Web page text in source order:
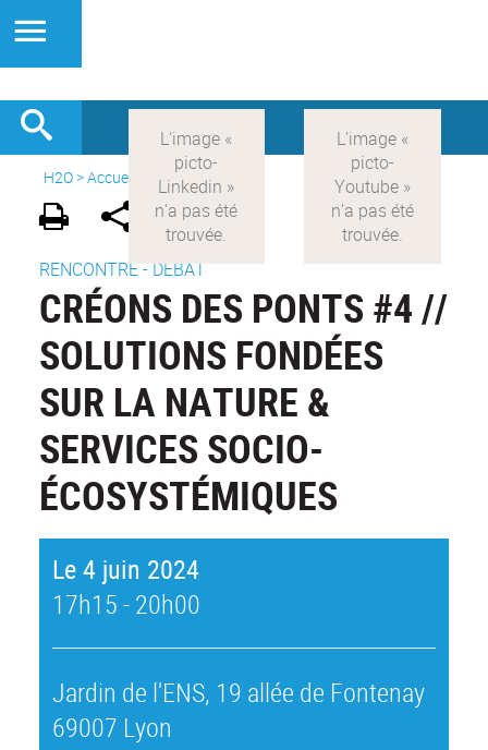
H2O>Accueil Actualités
RENCONTRE - DÉBAT
CRÉONS DES PONTS #4 //
SOLUTIONS FONDÉES
SUR LA NATURE &
SERVICES SOCIO-
ÉCOSYSTÉMIQUES
Le 4 juin 2024
17h15 - 20h00
Jardin de l'ENS, 19 allée de Fontenay
69007 Lyon